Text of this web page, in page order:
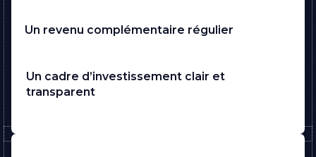
Un revenu complémentaire régulier
Un cadre d’investissement clair et
transparent